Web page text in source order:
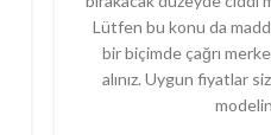
Lütfen bu konu da
bir biçimde çağrı
alınız. Uygun fiyatlar